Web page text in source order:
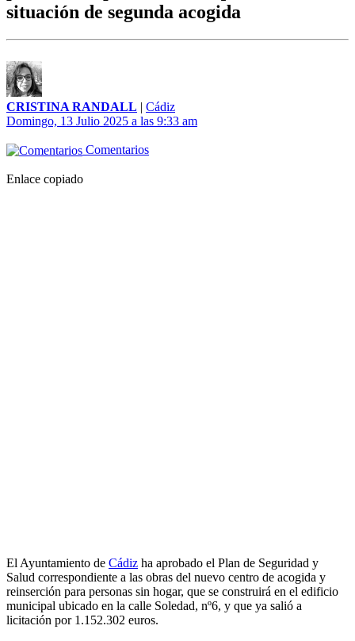
situación de segunda acogida
CRISTINA RANDALL | Cádiz
Domingo, 13 Julio 2025 a las 9:33 am
Comentarios
Enlace copiado
El Ayuntamiento de Cádiz ha aprobado el Plan de Seguridad y
Salud correspondiente a las obras del nuevo centro de acogida y
reinserción para personas sin hogar, que se construirá en el edificio
municipal ubicado en la calle Soledad, nº6, y que ya salió a
licitación por 1.152.302 euros.